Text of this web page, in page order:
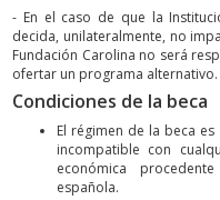
- En el caso de que la
decida, unilateralmente, no
Fundación Carolina no será
ofertar un programa alternativo.
Condiciones de la beca
El régimen de la beca es
incompatible con
económica
española.